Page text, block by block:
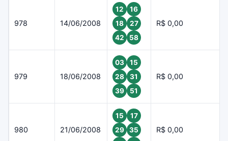
978 14/06/2008
12
16
18
27
42
58
R$ 0,00
979 18/06/2008
03
15
28
31
39
51
R$ 0,00
980 21/06/2008
15
17
29
35
R$ 0,00